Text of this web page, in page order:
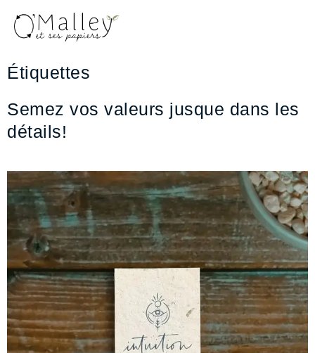
Aller
Étiquettes
Semez vos valeurs jusque dans les
détails!